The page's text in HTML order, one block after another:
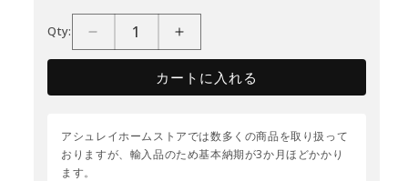
Qty:
カートに入れる
アシュレイホームストアでは数多くの商品を取り扱って
おりますが、輸入品のため基本納期が3か月ほどかかり
ます。